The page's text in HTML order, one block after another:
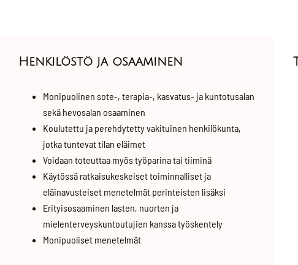
Henkilöstö ja osaaminen
Monipuolinen sote-, terapia-, kasvatus- ja kuntotusalan
sekä hevosalan osaaminen
Koulutettu ja perehdytetty vakituinen henkilökunta,
jotka tuntevat tilan eläimet
Voidaan toteuttaa myös työparina tai tiiminä
Käytössä ratkaisukeskeiset toiminnalliset ja
eläinavusteiset menetelmät perinteisten lisäksi
Erityisosaaminen lasten, nuorten ja
mielenterveyskuntoutujien kanssa työskentely
Monipuoliset menetelmät